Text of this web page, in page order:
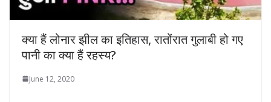
क्या हैं लोनार झील का इतिहास, रातोंरात गुलाबी हो गए
पानी का क्या हैं रहस्य?
June 12, 2020